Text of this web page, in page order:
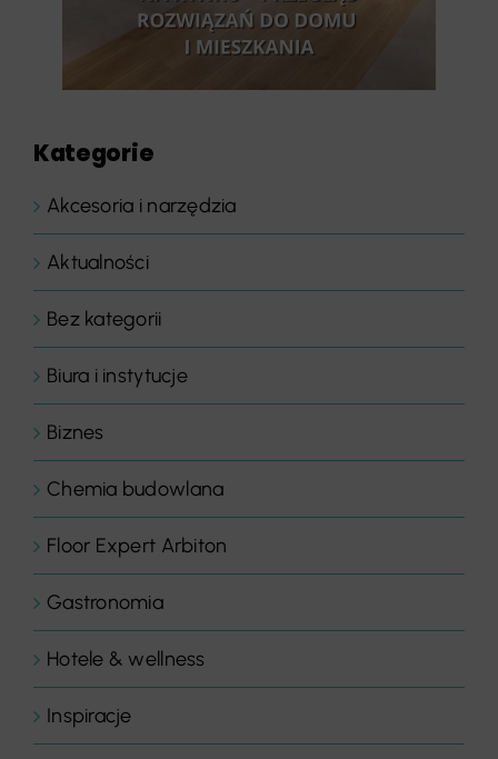
Kategorie
Akcesoria i narzędzia
Aktualności
Bez kategorii
Biura i instytucje
Biznes
Chemia budowlana
Floor Expert Arbiton
Gastronomia
Hotele & wellness
Inspiracje